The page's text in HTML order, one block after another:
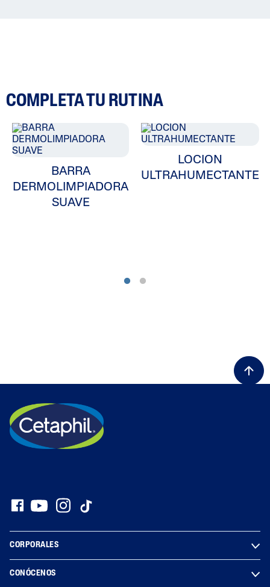
COMPLETA TU RUTINA
BARRA
DERMOLIMPIADORA
SUAVE
LOCION
ULTRAHUMECTANTE
CORPORALES
CONÓCENOS